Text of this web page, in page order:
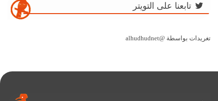
تابعنا على التويتر
تغريدات بواسطة @alhudhudnet